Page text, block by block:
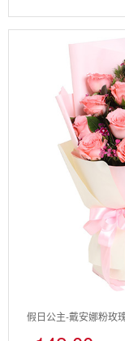
假日公主-戴安娜粉玫